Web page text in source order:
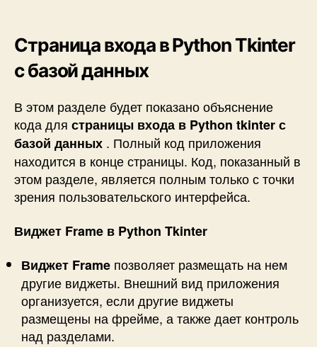
Страница входа в Python Tkinter
с базой данных
В этом разделе будет показано объяснение
кода для страницы входа в Python tkinter с
базой данных . Полный код приложения
находится в конце страницы. Код, показанный в
этом разделе, является полным только с точки
зрения пользовательского интерфейса.
Виджет Frame в Python Tkinter
Виджет Frame позволяет размещать на нем
другие виджеты. Внешний вид приложения
организуется, если другие виджеты
размещены на фрейме, а также дает контроль
над разделами.